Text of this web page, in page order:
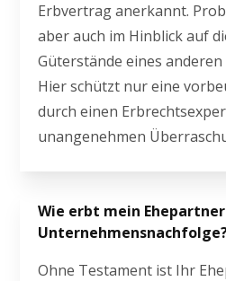
Erbvertrag anerkannt.
aber auch im Hinblick auf
Güterstände eines
Hier schützt nur eine
durch einen
unangenehmen
Wie erbt mein
Ohne Testament ist Ihr